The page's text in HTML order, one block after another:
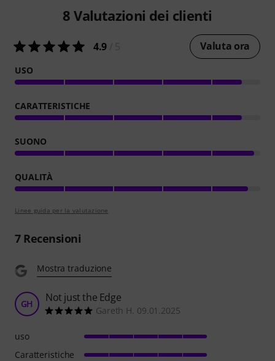
8 Valutazioni dei clienti
4.9 Valuta ora
USO
CARATTERISTICHE
SUONO
QUALITÀ
Linee guida per la valutazione
7Recensioni
Mostra traduzione
GH Not just the Edge
Gareth H. 09.01.2025
uso
Caratteristiche